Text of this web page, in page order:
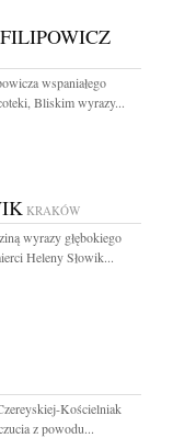
wspaniałego
Bliskim wyrazy...
KRAKÓW
wyrazy głębokiego
Heleny Słowik...
Kościelniak
z powodu...